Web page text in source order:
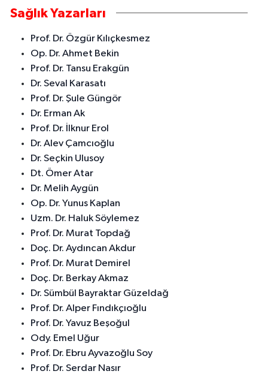
Sağlık Yazarları
Prof. Dr. Özgür Kılıçkesmez
Op. Dr. Ahmet Bekin
Prof. Dr. Tansu Erakgün
Dr. Seval Karasatı
Prof. Dr. Şule Güngör
Dr. Erman Ak
Prof. Dr. İlknur Erol
Dr. Alev Çamcıoğlu
Dr. Seçkin Ulusoy
Dt. Ömer Atar
Dr. Melih Aygün
Op. Dr. Yunus Kaplan
Uzm. Dr. Haluk Söylemez
Prof. Dr. Murat Topdağ
Doç. Dr. Aydıncan Akdur
Prof. Dr. Murat Demirel
Doç. Dr. Berkay Akmaz
Dr. Sümbül Bayraktar Güzeldağ
Prof. Dr. Alper Fındıkçıoğlu
Prof. Dr. Yavuz Beşoğul
Ody. Emel Uğur
Prof. Dr. Ebru Ayvazoğlu Soy
Prof. Dr. Serdar Nasır